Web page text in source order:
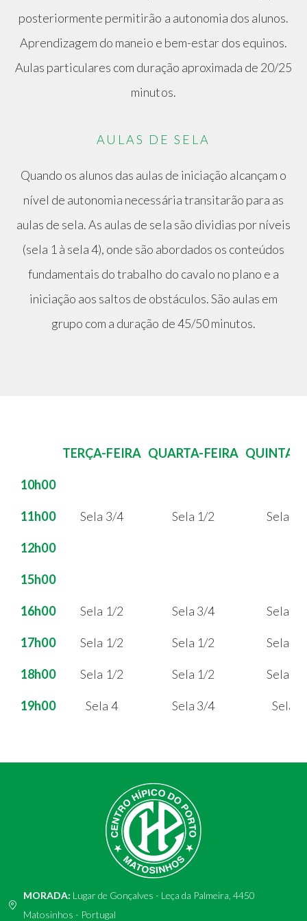
posteriormente permitirão a autonomia dos alunos.
Aprendizagem do maneio e bem-estar dos equinos.
Aulas particulares com duração aproximada de 20/25
minutos.
AULAS DE SELA
Quando os alunos das aulas de iniciação alcançam o
nível de autonomia necessária transitarão para as
aulas de sela. As aulas de sela são dividias por níveis
(sela 1 à sela 4), onde são abordados os conteúdos
fundamentais do trabalho do cavalo no plano e a
iniciação aos saltos de obstáculos. São aulas em
grupo com a duração de 45/50 minutos.
TERÇA-FEIRA QUARTA-FEIRA QUINTA
10h00
11h00 Sela 3/4 Sela 1/2 Sela 3/
12h00
15h00
16h00 Sela 1/2 Sela 3/4 Sela 1/
17h00 Sela 1/2 Sela 1/2 Sela 1/
18h00 Sela 1/2 Sela 1/2 Sela 1/
19h00 Sela 4 Sela 3/4 Sela 4
MORADA: Lugar de Gonçalves - Leça da Palmeira, 4450
Matosinhos - Portugal